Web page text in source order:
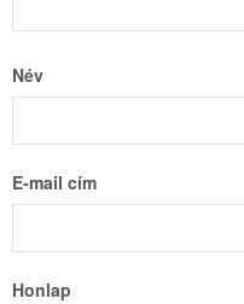
Név
E-mail cím
Honlap